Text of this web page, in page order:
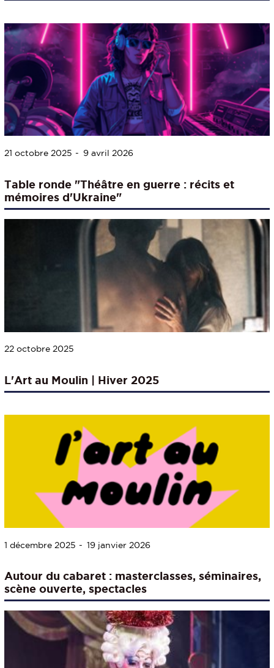
21 octobre 2025 9 avril 2026
Table ronde "Théâtre en guerre : récits et
mémoires d'Ukraine"
22 octobre 2025
L'Art au Moulin | Hiver 2025
1 décembre 2025 19 janvier 2026
Autour du cabaret : masterclasses, séminaires,
scène ouverte, spectacles